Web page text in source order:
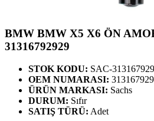
BMW BMW X5 X6 ÖN
31316792929
STOK KODU: SAC-
OEM NUMARASI:
ÜRÜN MARKASI: Sachs
DURUM: Sıfır
SATIŞ TÜRÜ: Adet